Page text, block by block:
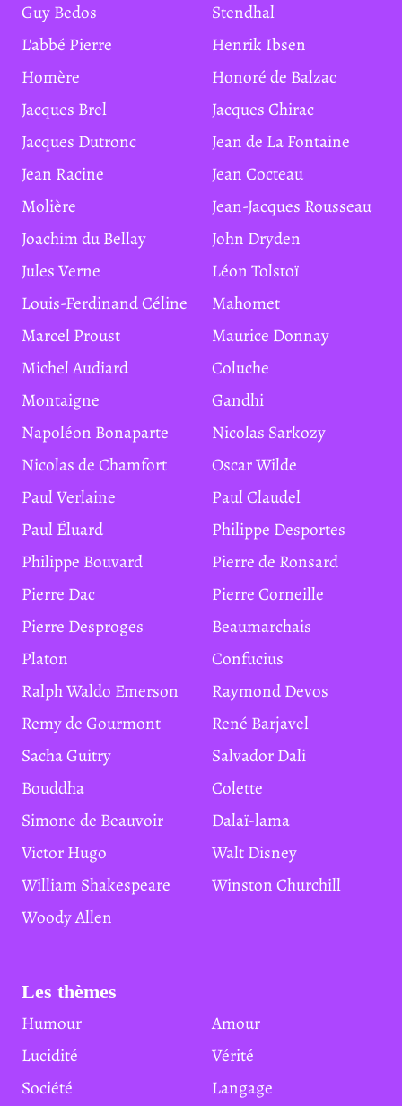
Guy Bedos
Stendhal
L'abbé Pierre
Henrik Ibsen
Homère
Honoré de Balzac
Jacques Brel
Jacques Chirac
Jacques Dutronc
Jean de La Fontaine
Jean Racine
Jean Cocteau
Molière
Jean-Jacques Rousseau
Joachim du Bellay
John Dryden
Jules Verne
Léon Tolstoï
Louis-Ferdinand Céline
Mahomet
Marcel Proust
Maurice Donnay
Michel Audiard
Coluche
Montaigne
Gandhi
Napoléon Bonaparte
Nicolas Sarkozy
Nicolas de Chamfort
Oscar Wilde
Paul Verlaine
Paul Claudel
Paul Éluard
Philippe Desportes
Philippe Bouvard
Pierre de Ronsard
Pierre Dac
Pierre Corneille
Pierre Desproges
Beaumarchais
Platon
Confucius
Ralph Waldo Emerson
Raymond Devos
Remy de Gourmont
René Barjavel
Sacha Guitry
Salvador Dali
Bouddha
Colette
Simone de Beauvoir
Dalaï-lama
Victor Hugo
Walt Disney
William Shakespeare
Winston Churchill
Woody Allen
Les thèmes
Humour
Amour
Lucidité
Vérité
Société
Langage